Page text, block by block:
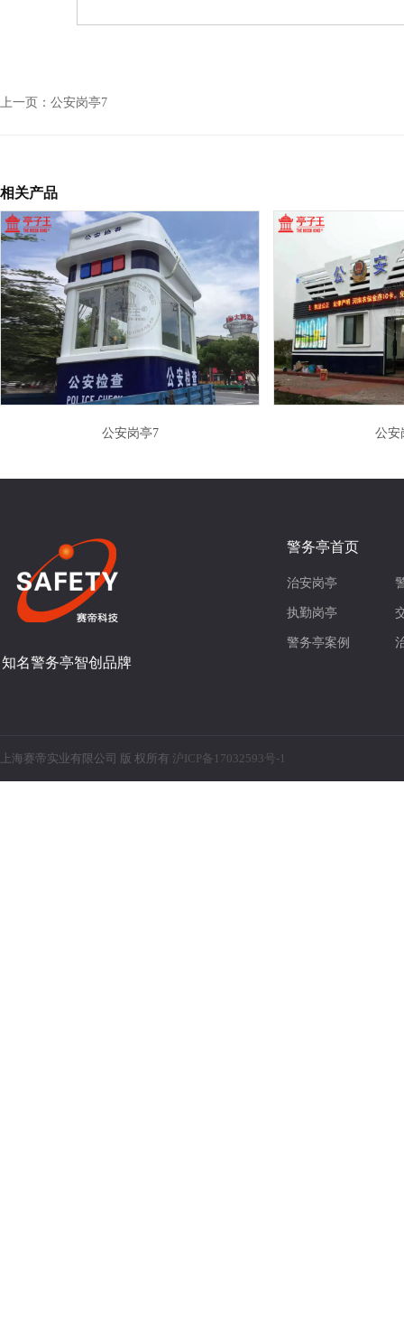
上一页： 公安岗亭7
相关产品
公安岗亭7 公安
知名警务亭智创品牌
警务亭首页
治安岗亭
执勤岗亭
警务亭案例
上海赛帝实业有限公司 版 权所有 沪ICP备17032593号-1